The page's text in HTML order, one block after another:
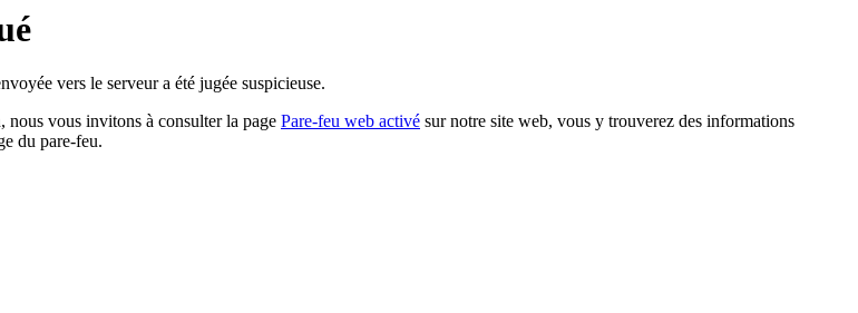
vers le serveur a été jugée suspicieuse.
nous vous invitons à consulter la page Pare-feu web activé sur notre site web, vous y trouverez des informations
du pare-feu.